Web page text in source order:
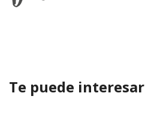
Te puede interesar